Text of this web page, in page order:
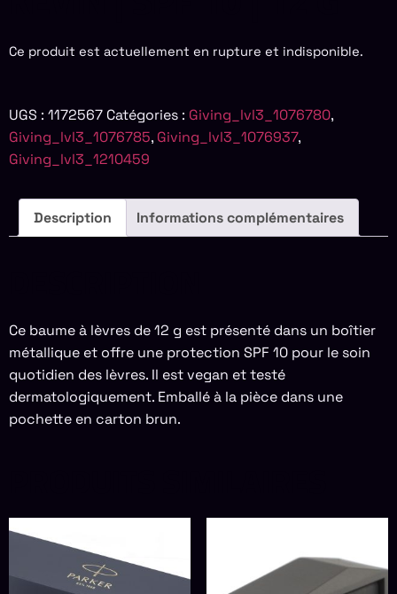
Ce produit est actuellement en rupture et indisponible.
UGS : 1172567 Catégories : Giving_lvl3_1076780,
Giving_lvl3_1076785, Giving_lvl3_1076937,
Giving_lvl3_1210459
Description Informations complémentaires
Ce baume à lèvres de 12 g est présenté dans un boîtier
métallique et offre une protection SPF 10 pour le soin
quotidien des lèvres. Il est vegan et testé
dermatologiquement. Emballé à la pièce dans une
pochette en carton brun.